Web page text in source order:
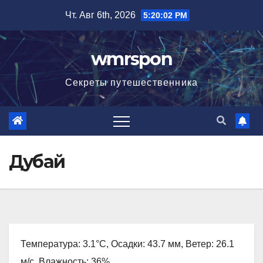
содержимому
Чт. Авг 6th, 2026 5:20:03 PM
wmrspon
Секреты путешественника
Дубай
Температура: 3.1°C, Осадки: 43.7 мм, Ветер: 26.1